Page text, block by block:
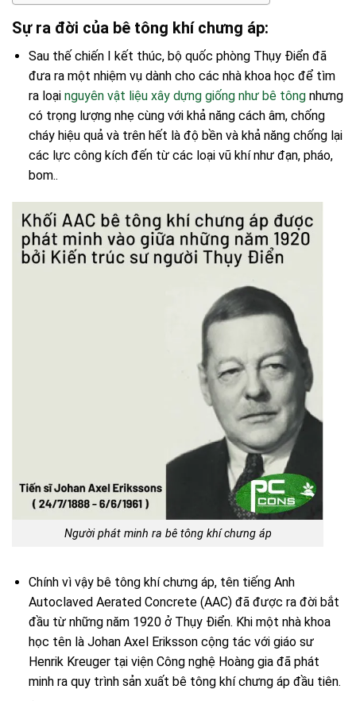
Sự ra đời của bê tông khí chưng áp:
Sau thế chiến I kết thúc, bộ quốc phòng Thụy Điển đã
đưa ra một nhiệm vụ dành cho các nhà khoa học để tìm
ra loại nguyên vật liệu xây dựng giống như bê tôngnhưng
có trọng lượng nhẹ cùng với khả năng cách âm, chống
cháy hiệu quả và trên hết là độ bền và khả năng chống lại
các lực công kích đến từ các loại vũ khí như đạn, pháo,
bom..
Người phát minh ra bê tông khí chưng áp
Chính vì vậy bê tông khí chưng áp, tên tiếng Anh
Autoclaved Aerated Concrete (AAC) đã được ra đời bắt
đầu từ những năm 1920 ở Thụy Điển. Khi một nhà khoa
học tên là Johan Axel Eriksson cộng tác với giáo sư
Henrik Kreuger tại viện Công nghệ Hoàng gia đã phát
minh ra quy trình sản xuất bê tông khí chưng áp đầu tiên.